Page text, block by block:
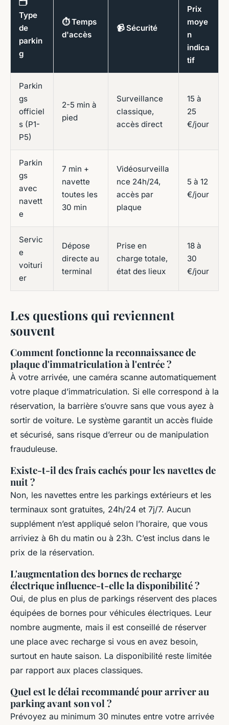
🗂️
Type
de
parkin
g
⏱️ Temps
d'accès
📹 Sécurité
Prix
moye
n
indica
tif
Parkin
gs
officiel
s (P1-
P5)
2-5 min à
pied
Surveillance
classique,
accès direct
15 à
25
€/jour
Parkin
gs
avec
navett
e
7 min +
navette
toutes les
30 min
Vidéosurveilla
nce 24h/24,
accès par
plaque
5 à 12
€/jour
Servic
e
voituri
er
Dépose
directe au
terminal
Prise en
charge totale,
état des lieux
18 à
30
€/jour
Les questions qui reviennent
souvent
Comment fonctionne la reconnaissance de
plaque d'immatriculation à l'entrée ?
À votre arrivée, une caméra scanne automatiquement
votre plaque d’immatriculation. Si elle correspond à la
réservation, la barrière s’ouvre sans que vous ayez à
sortir de voiture. Le système garantit un accès fluide
et sécurisé, sans risque d’erreur ou de manipulation
frauduleuse.
Existe-t-il des frais cachés pour les navettes de
nuit ?
Non, les navettes entre les parkings extérieurs et les
terminaux sont gratuites, 24h/24 et 7j/7. Aucun
supplément n’est appliqué selon l’horaire, que vous
arriviez à 6h du matin ou à 23h. C’est inclus dans le
prix de la réservation.
L'augmentation des bornes de recharge
électrique influence-t-elle la disponibilité ?
Oui, de plus en plus de parkings réservent des places
équipées de bornes pour véhicules électriques. Leur
nombre augmente, mais il est conseillé de réserver
une place avec recharge si vous en avez besoin,
surtout en haute saison. La disponibilité reste limitée
par rapport aux places classiques.
Quel est le délai recommandé pour arriver au
parking avant son vol ?
Prévoyez au minimum 30 minutes entre votre arrivée